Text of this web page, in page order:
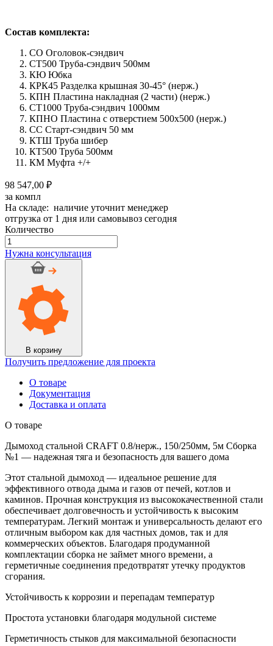
Состав комплекта:
СО Оголовок-сэндвич
СТ500 Труба-сэндвич 500мм
КЮ Юбка
КРК45 Разделка крышная 30-45° (нерж.)
КПН Пластина накладная (2 части) (нерж.)
СТ1000 Труба-сэндвич 1000мм
КПНО Пластина с отверстием 500х500 (нерж.)
СС Старт-сэндвич 50 мм
КТШ Труба шибер
КТ500 Труба 500мм
КМ Муфта +/+
98 547,00 ₽
за компл
На складе: наличие уточнит менеджер
отгрузка от 1 дня или самовывоз сегодня
Количество
Количество
товара
Дымоход
стальной
нерж.,
150/250мм,
Нужна консультация
В корзину
Получить предложение для проекта
О товаре
Документация
Доставка и оплата
О товаре
Дымоход стальной CRAFT 0.8/нерж., 150/250мм, 5м Сборка
№1 — надежная тяга и безопасность для вашего дома
Этот стальной дымоход — идеальное решение для
эффективного отвода дыма и газов от печей, котлов и
каминов. Прочная конструкция из высококачественной стали
обеспечивает долговечность и устойчивость к высоким
температурам. Легкий монтаж и универсальность делают его
отличным выбором как для частных домов, так и для
коммерческих объектов. Благодаря продуманной
комплектации сборка не займет много времени, а
герметичные соединения предотвратят утечку продуктов
сгорания.
Устойчивость к коррозии и перепадам температур
Простота установки благодаря модульной системе
Герметичность стыков для максимальной безопасности